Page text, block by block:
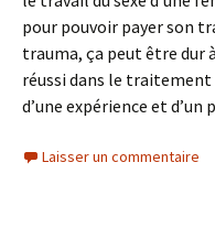
pour pouvoir payer son
trauma, ça peut être dur
réussi dans le
d’une expérience et d’un
Laisser un commentaire